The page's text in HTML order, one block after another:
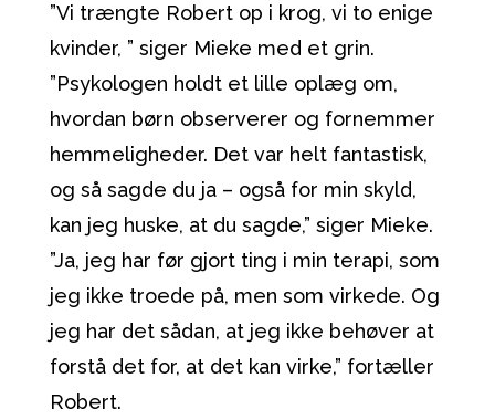
”Vi trængte Robert op i krog, vi to enige
kvinder, ” siger Mieke med et grin.
”Psykologen holdt et lille oplæg om,
hvordan børn observerer og fornemmer
hemmeligheder. Det var helt fantastisk,
og så sagde du ja – også for min skyld,
kan jeg huske, at du sagde,” siger Mieke.
”Ja, jeg har før gjort ting i min terapi, som
jeg ikke troede på, men som virkede. Og
jeg har det sådan, at jeg ikke behøver at
forstå det for, at det kan virke,” fortæller
Robert.